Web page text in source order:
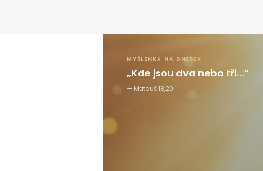
MYŠLENKA NA DNEŠEK
„Kde jsou dva nebo tři…“
Matouš 18,20